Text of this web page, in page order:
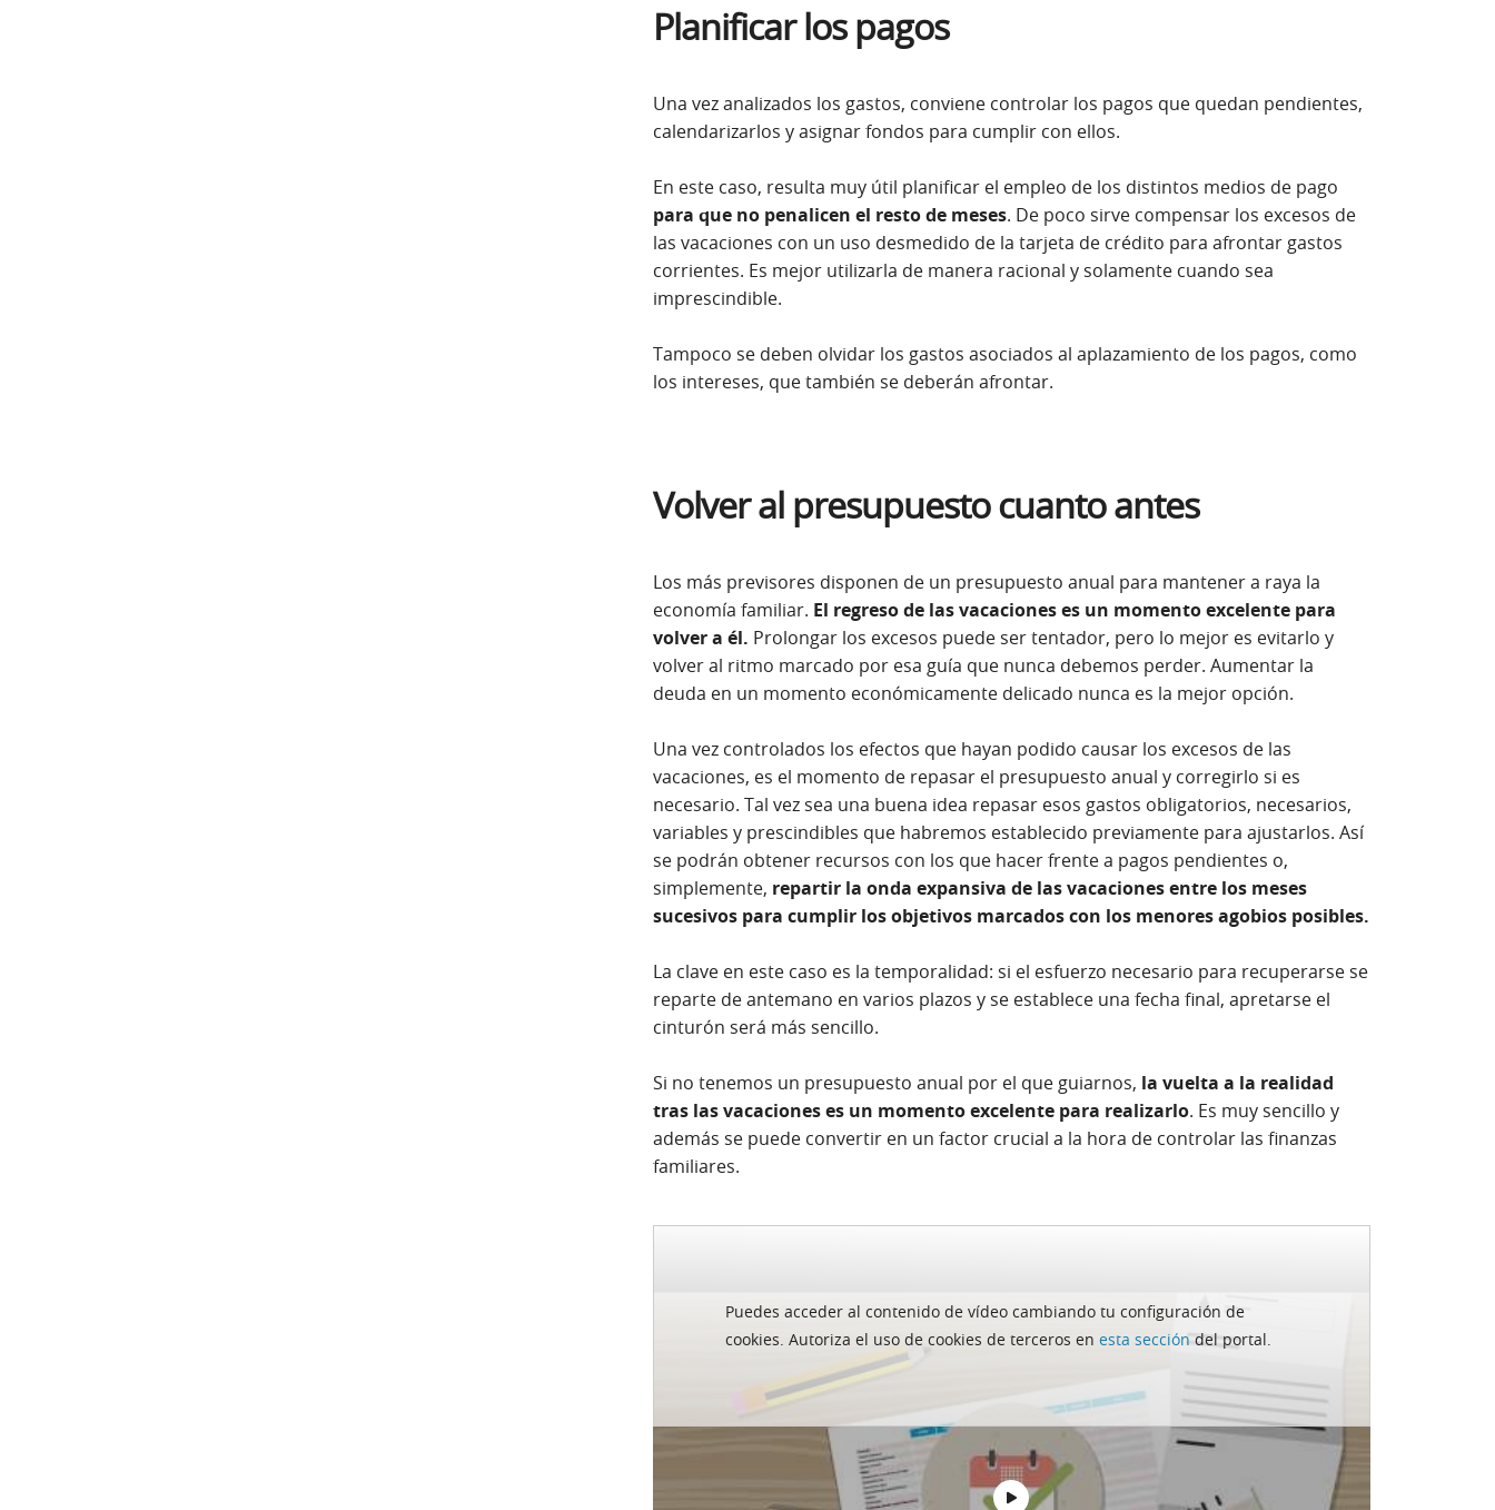
Planificar los pagos
Una vez analizados los gastos, conviene controlar los pagos que quedan pendientes,
calendarizarlos y asignar fondos para cumplir con ellos.
En este caso, resulta muy útil planificar el empleo de los distintos medios de pago
para que no penalicen el resto de meses. De poco sirve compensar los excesos de
las vacaciones con un uso desmedido de la tarjeta de crédito para afrontar gastos
corrientes. Es mejor utilizarla de manera racional y solamente cuando sea
imprescindible.
Tampoco se deben olvidar los gastos asociados al aplazamiento de los pagos, como
los intereses, que también se deberán afrontar.
Volver al presupuesto cuanto antes
Los más previsores disponen de un presupuesto anual para mantener a raya la
economía familiar. El regreso de las vacaciones es un momento excelente para
volver a él. Prolongar los excesos puede ser tentador, pero lo mejor es evitarlo y
volver al ritmo marcado por esa guía que nunca debemos perder. Aumentar la
deuda en un momento económicamente delicado nunca es la mejor opción.
Una vez controlados los efectos que hayan podido causar los excesos de las
vacaciones, es el momento de repasar el presupuesto anual y corregirlo si es
necesario. Tal vez sea una buena idea repasar esos gastos obligatorios, necesarios,
variables y prescindibles que habremos establecido previamente para ajustarlos. Así
se podrán obtener recursos con los que hacer frente a pagos pendientes o,
simplemente, repartir la onda expansiva de las vacaciones entre los meses
sucesivos para cumplir los objetivos marcados con los menores agobios posibles.
La clave en este caso es la temporalidad: si el esfuerzo necesario para recuperarse se
reparte de antemano en varios plazos y se establece una fecha final, apretarse el
cinturón será más sencillo.
Si no tenemos un presupuesto anual por el que guiarnos, la vuelta a la realidad
tras las vacaciones es un momento excelente para realizarlo. Es muy sencillo y
además se puede convertir en un factor crucial a la hora de controlar las finanzas
familiares.
Puedes acceder al contenido de ví­deo cambiando tu configuración de
cookies. Autoriza el uso de cookies de terceros enesta sección del portal.
Sacar partido a los activos
Para aquellos que tienen una segunda residencia para sus vacaciones y no vayan a
utilizarla, existe una posibilidad real de obtener unos ingresos extra para paliar los
excesos de las vacaciones. Alquilar la casa de la playa de manera temporal para
extraerle un rendimiento puede ser una buena idea para recuperar la situación